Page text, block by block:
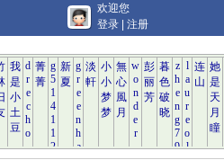
欢迎您
登录
注册